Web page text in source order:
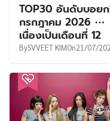
TOP30 อันดับบอยก
กรกฎาคม 2026 ⋯
เนื่องเป็นเดือนที่ 12
BySVVEET KIMOn21/07/